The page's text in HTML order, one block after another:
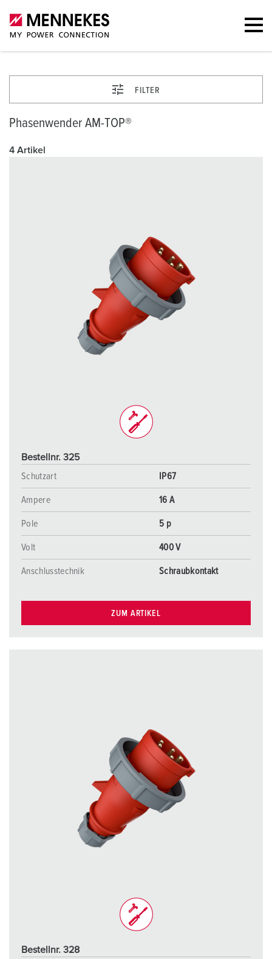
FILTER
Phasenwender AM-TOP®
4 Artikel
Bestellnr. 325
Schutzart
IP67
Ampere 16 A
Pole 5 p
Volt 400 V
Anschlusstechnik Schraubkontakt
ZUM ARTIKEL
Bestellnr. 328